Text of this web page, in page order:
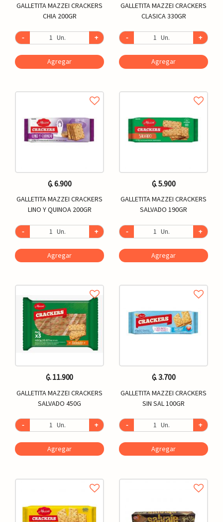
GALLETITA MAZZEI CRACKERS
CHIA 200GR
- Un. +
Agregar
GALLETITA MAZZEI CRACKERS
CLASICA 330GR
- Un. +
Agregar
₲. 6.900
GALLETITA MAZZEI CRACKERS
LINO Y QUINOA 200GR
- Un. +
Agregar
₲. 5.900
GALLETITA MAZZEI CRACKERS
SALVADO 190GR
- Un. +
Agregar
₲. 11.900
GALLETITA MAZZEI CRACKERS
SALVADO 450G
- Un. +
Agregar
₲. 3.700
GALLETITA MAZZEI CRACKERS
SIN SAL 100GR
- Un. +
Agregar